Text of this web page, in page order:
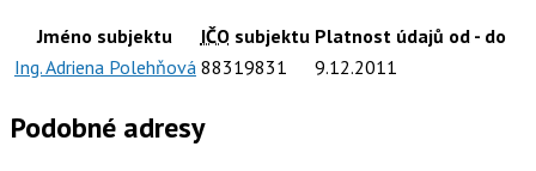
Jméno subjektu IČOsubjektu Platnost údajů od - do
Ing. Adriena Polehňová 88319831 9.12.2011
Podobné adresy